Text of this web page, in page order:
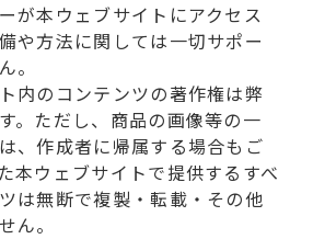
が本ウェブサイトにアクセス
や方法に関しては一切サポー
。
内のコンテンツの著作権は弊
。ただし、商品の画像等の一
、作成者に帰属する場合もご
本ウェブサイトで提供するすべ
は無断で複製・転載・その他
ん。